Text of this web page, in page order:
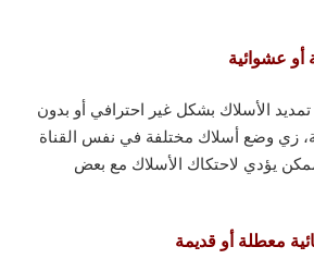
عشوائية
الأسلاك بشكل غير احترافي أو بدون
زي وضع أسلاك مختلفة في نفس القناة
يؤدي لاحتكاك الأسلاك مع بعض
معطلة أو قديمة